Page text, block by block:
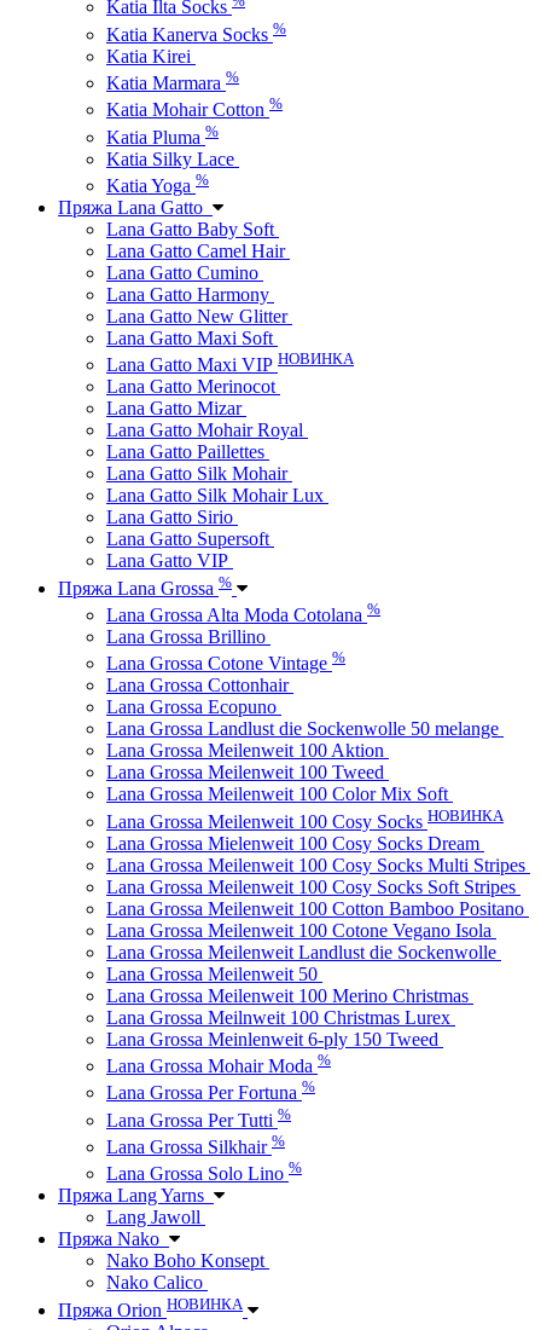
Katia Ilta Socks
Katia Kanerva Socks %
Katia Kirei
Katia Marmara %
Katia Mohair Cotton %
Katia Pluma %
Katia Silky Lace
Katia Yoga %
Пряжа Lana Gatto
Lana Gatto Baby Soft
Lana Gatto Camel Hair
Lana Gatto Cumino
Lana Gatto Harmony
Lana Gatto New Glitter
Lana Gatto Maxi Soft
Lana Gatto Maxi VIP НОВИНКА
Lana Gatto Merinocot
Lana Gatto Mizar
Lana Gatto Mohair Royal
Lana Gatto Paillettes
Lana Gatto Silk Mohair
Lana Gatto Silk Mohair Lux
Lana Gatto Sirio
Lana Gatto Supersoft
Lana Gatto VIP
Пряжа Lana Grossa %
Lana Grossa Alta Moda Cotolana %
Lana Grossa Brillino
Lana Grossa Cotone Vintage %
Lana Grossa Cottonhair
Lana Grossa Ecopuno
Lana Grossa Landlust die Sockenwolle 50 melange
Lana Grossa Meilenweit 100 Aktion
Lana Grossa Meilenweit 100 Tweed
Lana Grossa Meilenweit 100 Color Mix Soft
Lana Grossa Meilenweit 100 Cosy Socks НОВИНКА
Lana Grossa Mielenweit 100 Cosy Socks Dream
Lana Grossa Meilenweit 100 Cosy Socks Multi Stripes
Lana Grossa Meilenweit 100 Cosy Socks Soft Stripes
Lana Grossa Meilenweit 100 Cotton Bamboo Positano
Lana Grossa Meilenweit 100 Cotone Vegano Isola
Lana Grossa Meilenweit Landlust die Sockenwolle
Lana Grossa Meilenweit 50
Lana Grossa Meilenweit 100 Merino Christmas
Lana Grossa Meilnweit 100 Christmas Lurex
Lana Grossa Meinlenweit 6-ply 150 Tweed
Lana Grossa Mohair Moda %
Lana Grossa Per Fortuna %
Lana Grossa Per Tutti %
Lana Grossa Silkhair %
Lana Grossa Solo Lino %
Пряжа Lang Yarns
Lang Jawoll
Пряжа Nako
Nako Boho Konsept
Nako Calico
Пряжа Orion НОВИНКА